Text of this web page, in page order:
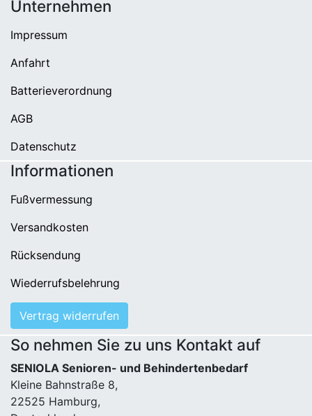
Unternehmen
Impressum
Anfahrt
Batterieverordnung
AGB
Datenschutz
Informationen
Fußvermessung
Versandkosten
Rücksendung
Wiederrufsbelehrung
Vertrag widerrufen
So nehmen Sie zu uns Kontakt auf
SENIOLA Senioren- und Behindertenbedarf
Kleine Bahnstraße 8,
22525 Hamburg,